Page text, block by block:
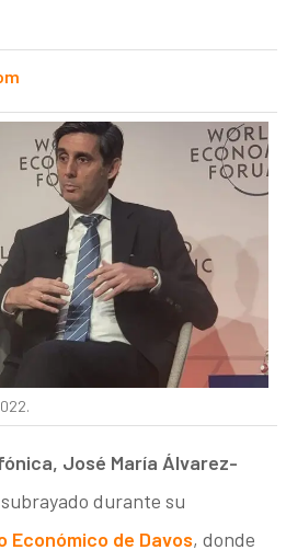
José María Álvarez-
durante su
Económico de Davos, donde